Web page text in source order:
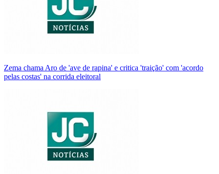
Zema chama Aro de 'ave de rapina' e critica 'traição' com 'acordo
pelas costas' na corrida eleitoral